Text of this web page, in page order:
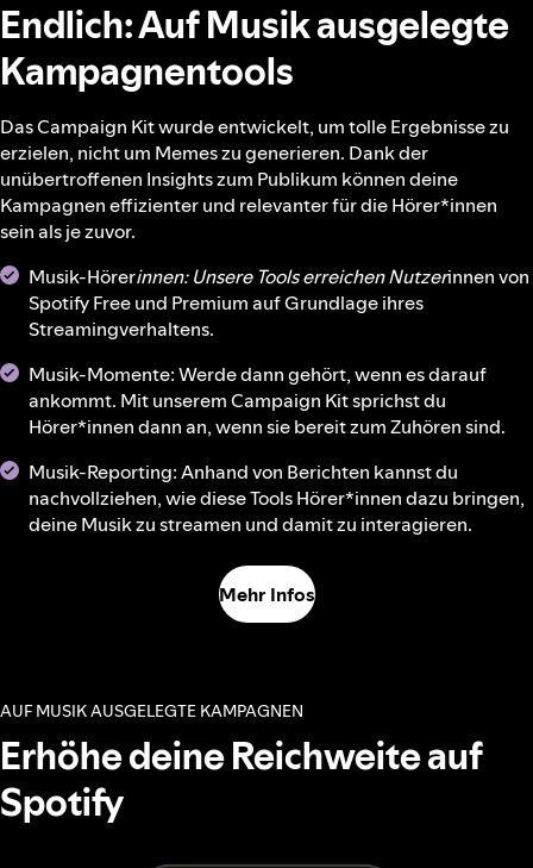
Endlich: Auf Musik ausgelegte
Kampagnentools
Das Campaign Kit wurde entwickelt, um tolle Ergebnisse zu
erzielen, nicht um Memes zu generieren. Dank der
unübertroffenen Insights zum Publikum können deine
Kampagnen effizienter und relevanter für die Hörer*innen
sein als je zuvor.
Musik-Hörerinnen: Unsere Tools erreichen Nutzerinnen von
Spotify Free und Premium auf Grundlage ihres
Streamingverhaltens.
Musik-Momente: Werde dann gehört, wenn es darauf
ankommt. Mit unserem Campaign Kit sprichst du
Hörer*innen dann an, wenn sie bereit zum Zuhören sind.
Musik-Reporting: Anhand von Berichten kannst du
nachvollziehen, wie diese Tools Hörer*innen dazu bringen,
deine Musik zu streamen und damit zu interagieren.
Mehr Infos
AUF MUSIK AUSGELEGTE KAMPAGNEN
Erhöhe deine Reichweite auf
Spotify